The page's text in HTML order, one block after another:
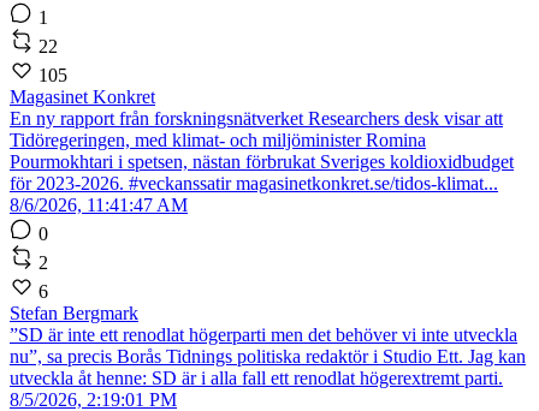
1
22
105
Magasinet Konkret
En ny rapport från forskningsnätverket Researchers desk visar att
Tidöregeringen, med klimat- och miljöminister Romina
Pourmokhtari i spetsen, nästan förbrukat Sveriges koldioxidbudget
för 2023-2026. #veckanssatir magasinetkonkret.se/tidos-klimat...
8/6/2026, 11:41:47 AM
0
2
6
Stefan Bergmark
”SD är inte ett renodlat högerparti men det behöver vi inte utveckla
nu”, sa precis Borås Tidnings politiska redaktör i Studio Ett. Jag kan
utveckla åt henne: SD är i alla fall ett renodlat högerextremt parti.
8/5/2026, 2:19:01 PM